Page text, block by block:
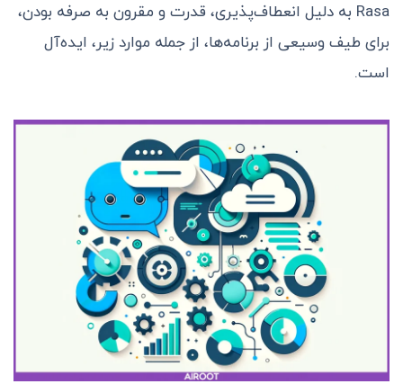
Rasa به دلیل انعطاف‌پذیری، قدرت و مقرون به صرفه بودن،
برای طیف وسیعی از برنامه‌ها، از جمله موارد زیر، ایده‌آل
است.